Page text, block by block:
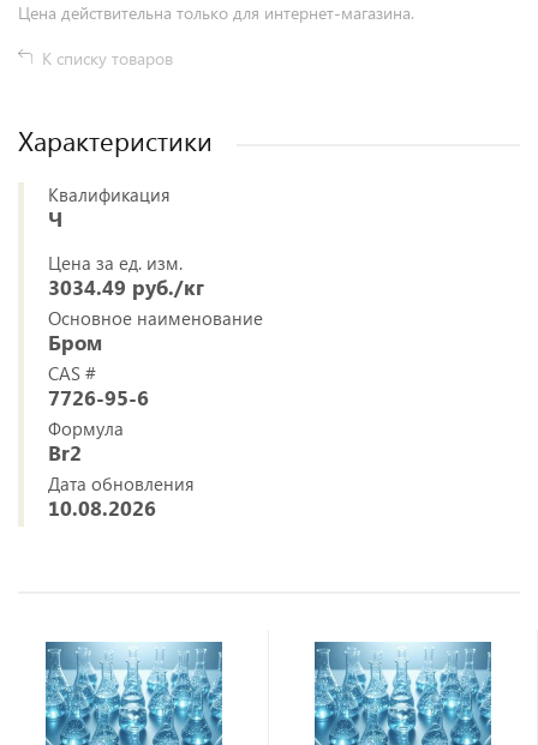
Цена действительна только для интернет-магазина.
К списку товаров
Характеристики
Квалификация
Ч
Цена за ед. изм.
3034.49 руб./кг
Основное наименование
Бром
CAS #
7726-95-6
Формула
Br2
Дата обновления
10.08.2026